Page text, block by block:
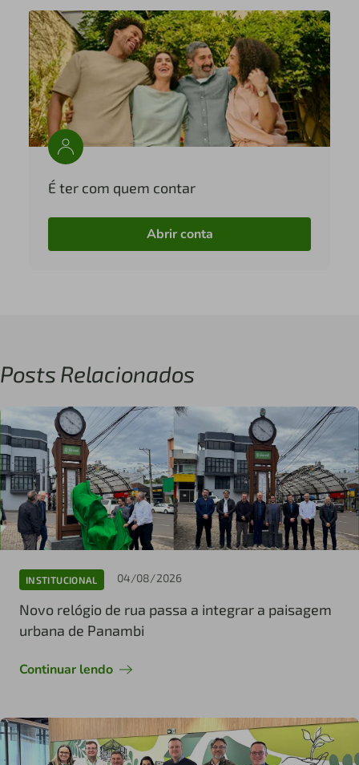
É ter com quem contar
Abrir conta
Posts Relacionados
INSTITUCIONAL 04/08/2026
Novo relógio de rua passa a integrar a paisagem
urbana de Panambi
Continuar lendo